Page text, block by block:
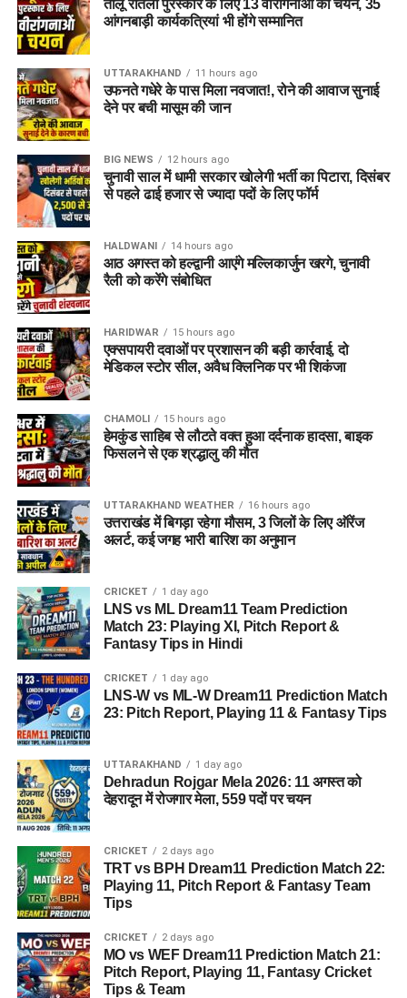
श्रद्धालुओं की सुरक्षा, शांति व्यवस्था और धाम की गरिमा बनाए रखने के लिए
संदिग्ध गतिविधियों पर लगातार नजर रखी जा रही है।
पुलिस ने लोगों से भी अपील की है कि बदरीनाथ धाम जैसे धार्मिक स्थल की
पवित्रता और मर्यादा का सम्मान करें। नियमों का उल्लंघन करने वालों के
खिलाफ नियमानुसार सख्त कार्रवाई की जाएगी।
तीलू रौतेली पुरस्कार के लिए 13 वीरांगनाओं का चयन, 35
आंगनबाड़ी कार्यकत्रियां भी होंगे सम्मानित
UTTARAKHAND 11 hours ago
उफनते गधेरे के पास मिला नवजात!, रोने की आवाज सुनाई
देने पर बची मासूम की जान
BIG NEWS 12 hours ago
चुनावी साल में धामी सरकार खोलेगी भर्ती का पिटारा, दिसंबर
से पहले ढाई हजार से ज्यादा पदों के लिए फॉर्म
HALDWANI 14 hours ago
आठ अगस्त को हल्द्वानी आएंगे मल्लिकार्जुन खरगे, चुनावी
रैली को करेंगे संबोधित
HARIDWAR 15 hours ago
एक्सपायरी दवाओं पर प्रशासन की बड़ी कार्रवाई, दो
मेडिकल स्टोर सील, अवैध क्लिनिक पर भी शिकंजा
CHAMOLI 15 hours ago
हेमकुंड साहिब से लौटते वक्त हुआ दर्दनाक हादसा, बाइक
फिसलने से एक श्रद्धालु की मौत
UTTARAKHAND WEATHER 16 hours ago
उत्तराखंड में बिगड़ा रहेगा मौसम, 3 जिलों के लिए ऑरेंज
अलर्ट, कई जगह भारी बारिश का अनुमान
CRICKET 1 day ago
LNS vs ML Dream11 Team Prediction
Match 23: Playing XI, Pitch Report &
Fantasy Tips in Hindi
CRICKET 1 day ago
LNS-W vs ML-W Dream11 Prediction Match
23: Pitch Report, Playing 11 & Fantasy Tips
UTTARAKHAND 1 day ago
Dehradun Rojgar Mela 2026: 11 अगस्त को
देहरादून में रोजगार मेला, 559 पदों पर चयन
CRICKET 2 days ago
TRT vs BPH Dream11 Prediction Match 22:
Playing 11, Pitch Report & Fantasy Team
Tips
CRICKET 2 days ago
MO vs WEF Dream11 Prediction Match 21:
Pitch Report, Playing 11, Fantasy Cricket
Tips & Team